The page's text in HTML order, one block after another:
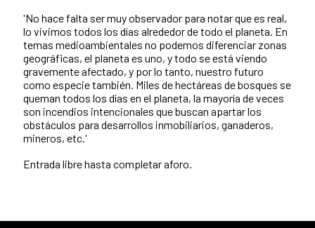
'No hace falta ser muy observador para notar que es real,
lo vivimos todos los días alrededor de todo el planeta. En
temas medioambientales no podemos diferenciar zonas
geográficas, el planeta es uno, y todo se está viendo
gravemente afectado, y por lo tanto, nuestro futuro
como especie también. Miles de hectáreas de bosques se
queman todos los días en el planeta, la mayoría de veces
son incendios intencionales que buscan apartar los
obstáculos para desarrollos inmobiliarios, ganaderos,
mineros, etc.'
Entrada libre hasta completar aforo.